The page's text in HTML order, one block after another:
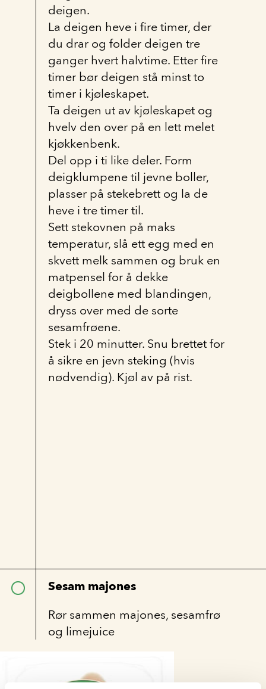
deigen.
La deigen heve i fire timer, der
du drar og folder deigen tre
ganger hvert halvtime. Etter fire
timer bør deigen stå minst to
timer i kjøleskapet.
Ta deigen ut av kjøleskapet og
hvelv den over på en lett melet
kjøkkenbenk.
Del opp i ti like deler. Form
deigklumpene til jevne boller,
plasser på stekebrett og la de
heve i tre timer til.
Sett stekovnen på maks
temperatur, slå ett egg med en
skvett melk sammen og bruk en
matpensel for å dekke
deigbollene med blandingen,
dryss over med de sorte
sesamfrøene.
Stek i 20 minutter. Snu brettet for
å sikre en jevn steking (hvis
nødvendig). Kjøl av på rist.
Sesam majones
Rør sammen majones, sesamfrø
og limejuice